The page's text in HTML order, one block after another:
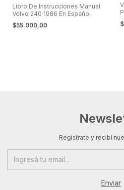
Libro De Instrucciones Manual
Volvo 240 1986 En Español
$55.000,00
Registrate y recibí